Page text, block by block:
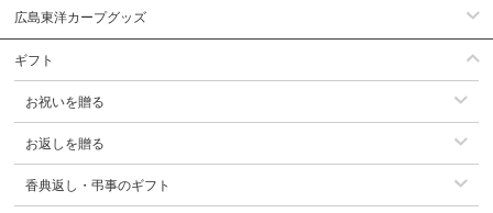
広島東洋カープグッズ
ギフト
お祝いを贈る
お返しを贈る
香典返し・弔事のギフト